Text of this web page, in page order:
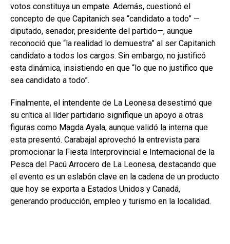
votos constituya un empate. Además, cuestionó el
concepto de que Capitanich sea “candidato a todo” —
diputado, senador, presidente del partido—, aunque
reconoció que “la realidad lo demuestra” al ser Capitanich
candidato a todos los cargos. Sin embargo, no justificó
esta dinámica, insistiendo en que “lo que no justifico que
sea candidato a todo”.
Finalmente, el intendente de La Leonesa desestimó que
su crítica al líder partidario signifique un apoyo a otras
figuras como Magda Ayala, aunque validó la interna que
esta presentó. Carabajal aprovechó la entrevista para
promocionar la Fiesta Interprovincial e Internacional de la
Pesca del Pacú Arrocero de La Leonesa, destacando que
el evento es un eslabón clave en la cadena de un producto
que hoy se exporta a Estados Unidos y Canadá,
generando producción, empleo y turismo en la localidad.